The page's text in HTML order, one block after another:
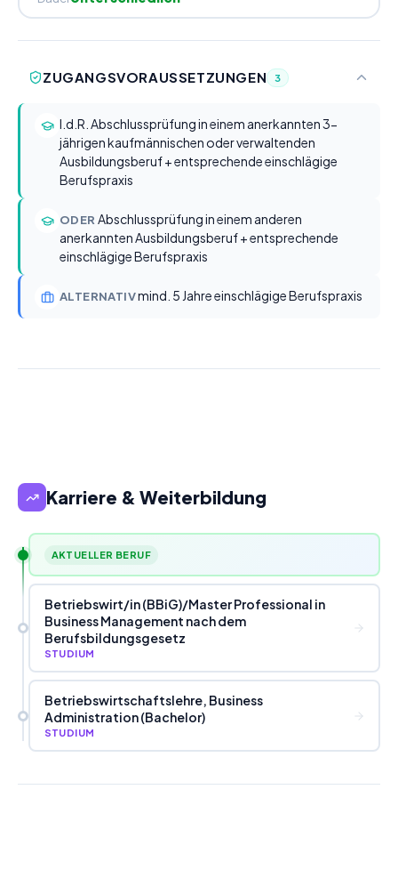
ZUGANGSVORAUSSETZUNGEN 3
I.d.R. Abschlussprüfung in einem anerkannten 3-
jährigen kaufmännischen oder verwaltenden
Ausbildungsberuf + entsprechende einschlägige
Berufspraxis
ODER Abschlussprüfung in einem anderen
anerkannten Ausbildungsberuf + entsprechende
einschlägige Berufspraxis
ALTERNATIVmind. 5 Jahre einschlägige Berufspraxis
Karriere & Weiterbildung
AKTUELLER BERUF
Betriebswirt/in (BBiG)/Master Professional in
Business Management nach dem
Berufsbildungsgesetz
STUDIUM
Betriebswirtschaftslehre, Business
Administration (Bachelor)
STUDIUM